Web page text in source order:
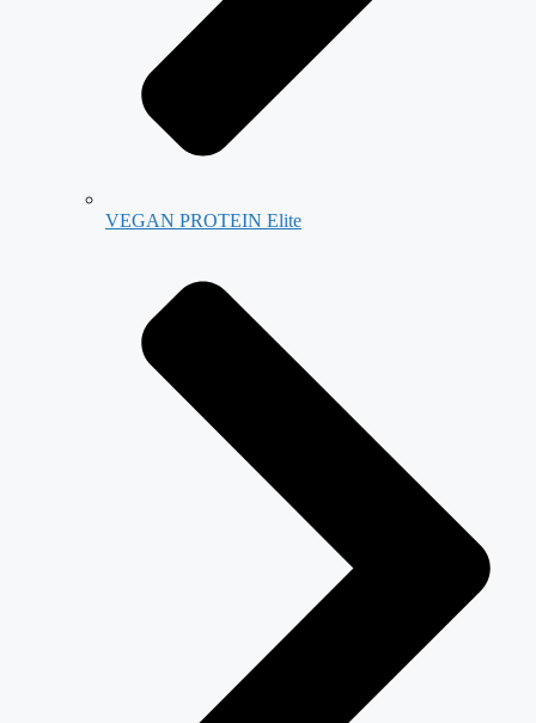
VEGAN PROTEIN Elite